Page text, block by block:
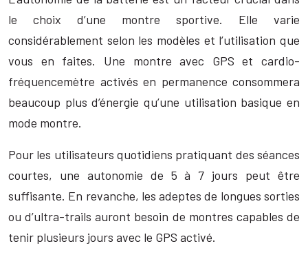
le choix d’une montre sportive. Elle varie
considérablement selon les modèles et l’utilisation que
vous en faites. Une montre avec GPS et cardio-
fréquencemètre activés en permanence consommera
beaucoup plus d’énergie qu’une utilisation basique en
mode montre.
Pour les utilisateurs quotidiens pratiquant des séances
courtes, une autonomie de 5 à 7 jours peut être
suffisante. En revanche, les adeptes de longues sorties
ou d’ultra-trails auront besoin de montres capables de
tenir plusieurs jours avec le GPS activé.